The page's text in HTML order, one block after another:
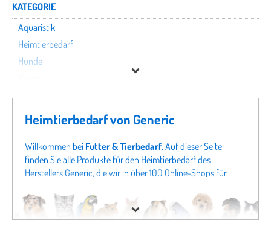
KATEGORIE
Aquaristik
Heimtierbedarf
Hunde
Kleintiere
Nutztiere
Pferde
Terraristik
Vögel
Generic
Preis
Heimtierbedarf von Generic
Willkommen bei Futter & Tierbedarf. Auf dieser Seite
finden Sie alle Produkte für den Heimtierbedarf des
Herstellers Generic, die wir in über 100 Online-Shops für
Sie auch direkt in unseren Fachabteilungen
Aquaristik von
Generic
oder Angeboten für Hunde von Generic schauen.